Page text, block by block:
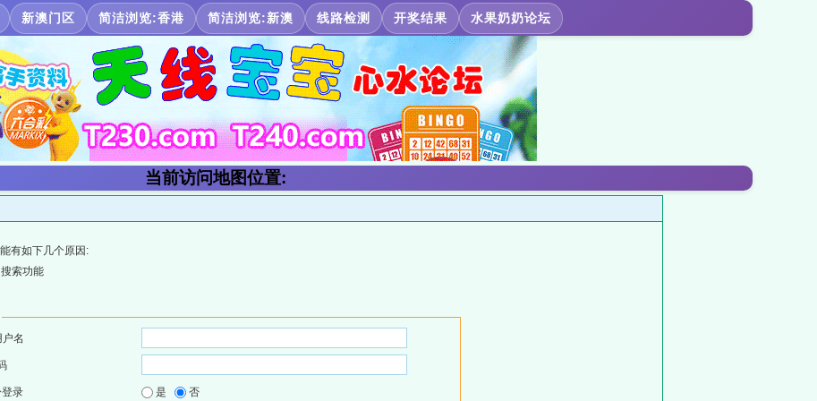
新澳门区 简洁浏览:香港 简洁浏览:新澳 线路检测 开奖结果 水果奶奶论坛
当前访问地图位置:
有如下几个原因:
索功能
户名
登录 是 否